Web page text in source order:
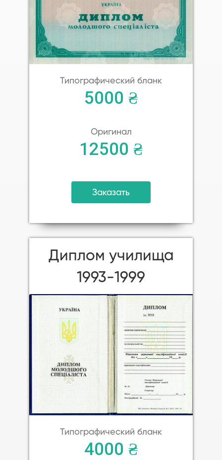
Типографический бланк
5000 ₴
Оригинал
12500 ₴
Заказать
Диплом училища
1993-1999
Типографический бланк
4000 ₴